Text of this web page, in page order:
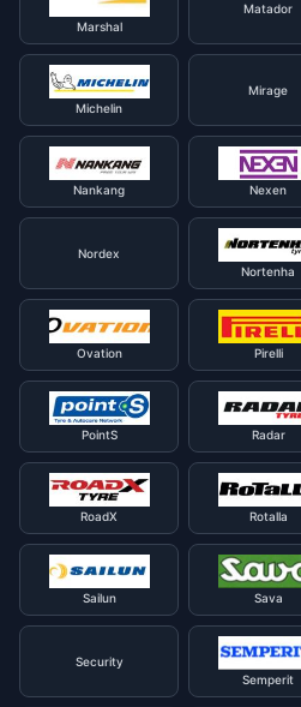
Marshal
Matador
Michelin
Mirage
Nankang Nexen
Nordex
Nortenha
Ovation Pirelli
PointS Radar
RoadX Rotalla
Sailun Sava
Security
Semperit